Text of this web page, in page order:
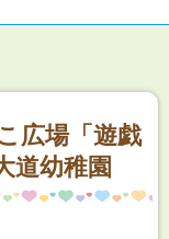
広場「遊戯
道幼稚園